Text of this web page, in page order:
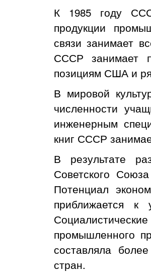
К 1985 году
продукции
связи занимает
СССР занимает
позициям США и
В мировой
численности
инженерным
книг СССР
В результате
Советского
Потенциал
приближается к
промышленного
составляла
стран.